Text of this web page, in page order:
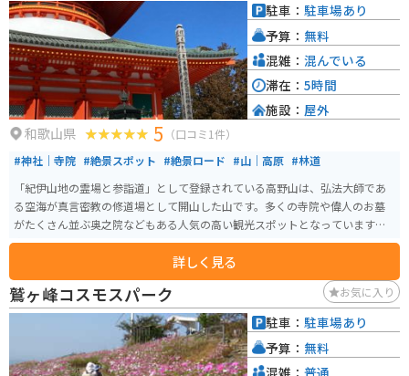
和歌山県 5 （口コミ1件）
#神社｜寺院 #絶景スポット #絶景ロード #山｜高原 #林道
「紀伊山地の霊場と参詣道」として登録されている高野山は、弘法大師であ
る空海が真言密教の修道場として開山した山です。多くの寺院や偉人のお墓
がたくさん並ぶ奥之院などもある人気の高い観光スポットとなっています。
宿泊施設やレストランもあるので、1日ゆっくり過ごせます。
詳しく見る
駐車： 駐車場あり
予算： 無料
混雑： 混んでいる
滞在： 5時間
施設： 屋外
鷲ヶ峰コスモスパーク お気に入り
駐車： 駐車場あり
予算： 無料
混雑： 普通